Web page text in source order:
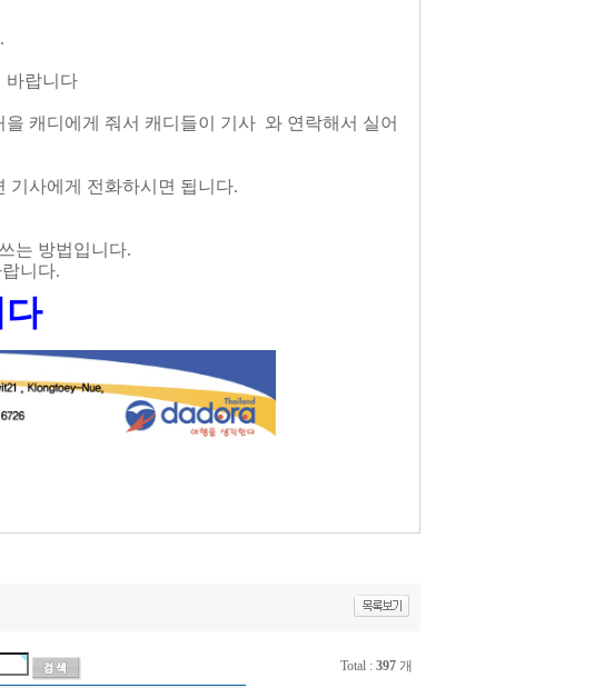
.
바랍니다
캐디에게 줘서 캐디들이 기사 와 연락해서 실어
기사에게 전화하시면 됩니다.
는 방법입니다.
니다.
다
Total : 397 개